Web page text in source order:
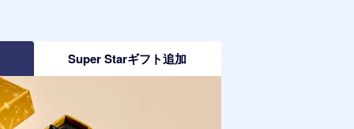
Super Starギフト追加